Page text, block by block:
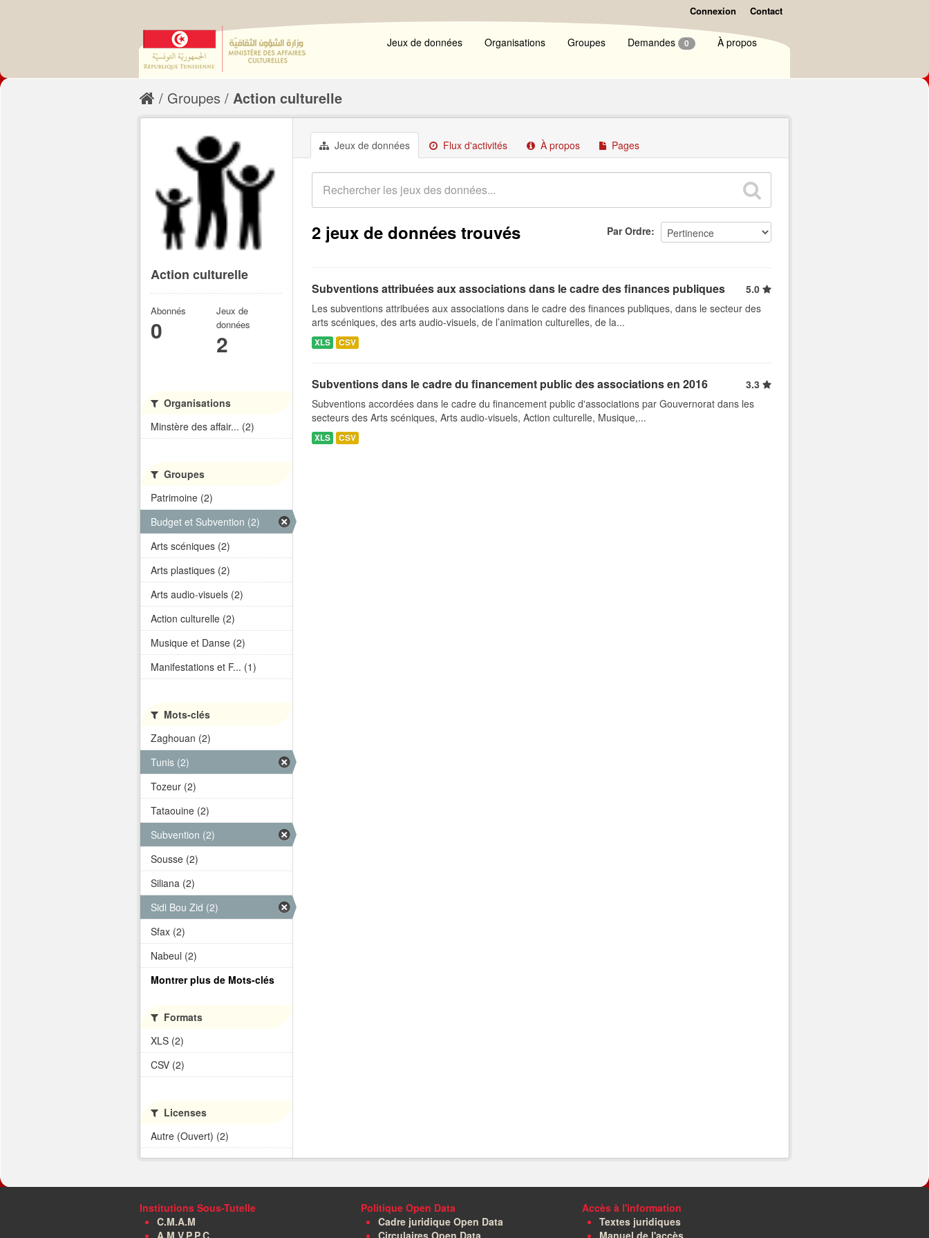
Connexion Contact
Jeux de données Organisations Groupes Demandes 0 À propos
Groupes Action culturelle
Jeux de données Flux d'activités À propos Pages
Par Ordre
2 jeux de données trouvés
Subventions attribuées aux associations dans le cadre des finances publiques
5.0
Les subventions attribuées aux associations dans le cadre des finances publiques, dans le secteur des
arts scéniques, des arts audio-visuels, de l’animation culturelles, de la...
XLS CSV
Subventions dans le cadre du financement public des associations en 2016
3.3
Subventions accordées dans le cadre du financement public d'associations par Gouvernorat dans les
secteurs des Arts scéniques, Arts audio-visuels, Action culturelle, Musique,...
XLS CSV
Action culturelle
Abonnés
0
Jeux de
données
2
Organisations
Minstère des affair... (2)
Groupes
Patrimoine (2)
Budget et Subvention (2)
Arts scéniques (2)
Arts plastiques (2)
Arts audio-visuels (2)
Action culturelle (2)
Musique et Danse (2)
Manifestations et F... (1)
Mots-clés
Zaghouan (2)
Tunis (2)
Tozeur (2)
Tataouine (2)
Subvention (2)
Sousse (2)
Siliana (2)
Sidi Bou Zid (2)
Sfax (2)
Nabeul (2)
Montrer plus de Mots-clés
Formats
XLS (2)
CSV (2)
Licenses
Autre (Ouvert) (2)
Institutions Sous-Tutelle
C.M.A.M
A.M.V.P.P.C
Politique Open Data
Cadre juridique Open Data
Circulaires Open Data
Accès à l'information
Textes juridiques
Manuel de l'accès